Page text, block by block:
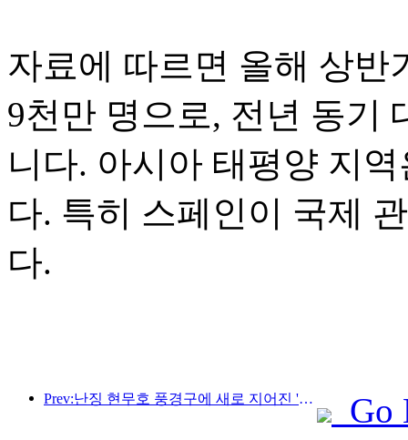
자료에 따르면 올해 상반
9천만 명으로, 전년 동기
니다. 아시아 태평양 지
다. 특히 스페인이 국제
다.
Prev:난징 현무호 풍경구에 새로 지어진 '진링 시관'을 포함한 4개의 문화 공간이 공식적으로 개장했습니다. Go